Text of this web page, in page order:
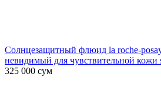
Солнцезащитный флюид la roche-
невидимый для чувствительной кожи
325 000 сум